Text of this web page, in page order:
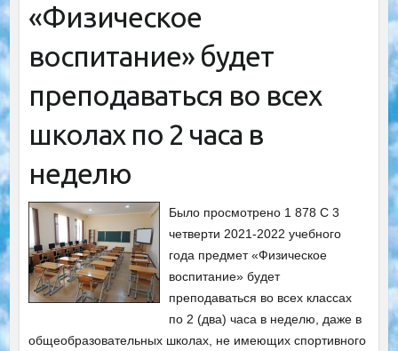
«Физическое
воспитание» будет
преподаваться во всех
школах по 2 часа в
неделю
Было просмотрено 1 878 С 3
четверти 2021-2022 учебного
года предмет «Физическое
воспитание» будет
преподаваться во всех классах
по 2 (два) часа в неделю, даже в
общеобразовательных школах, не имеющих спортивного